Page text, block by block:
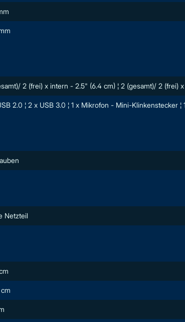
2 (frei) x intern - 2.5" (6.4 cm) ¦ 2 (gesamt)/ 2 (frei)
2.0 ¦ 2 x USB 3.0 ¦ 1 x Mikrofon - Mini-Klinkenstecker
Netzteil